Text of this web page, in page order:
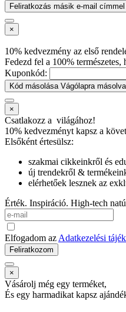
Feliratkozás másik e-mail címmel
×
10% kedvezmény az első
Fedezd fel a 100% természetes,
Kuponkód:
Kód másolása Vágólapra másolva
×
Csatlakozz a világához!
10% kedvezményt kapsz a
Elsőként értesülsz:
szakmai cikkeinkről és
új trendekről &
elérhetőek lesznek az
Érték. Inspiráció. High-tech
Elfogadom az Adatkezelési
Feliratkozom
×
Vásárolj még egy terméket,
És egy harmadikat kapsz